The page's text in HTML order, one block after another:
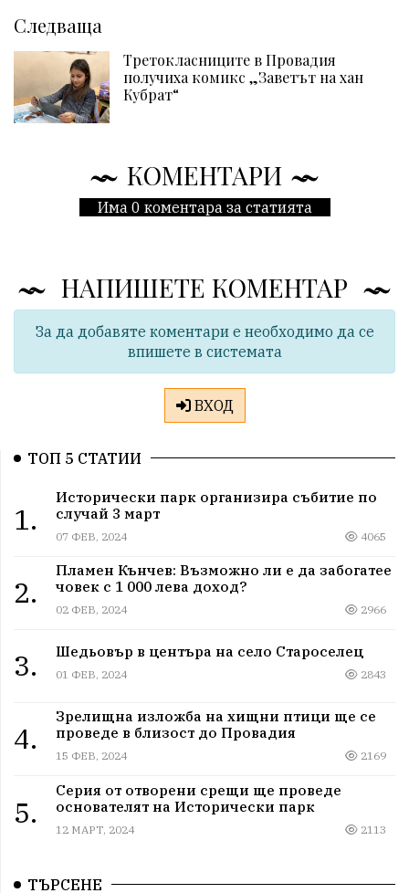
Следваща
Третокласниците в Провадия
получиха комикс „Заветът на хан
Кубрат“
КОМЕНТАРИ
Има 0 коментара за статията
НАПИШЕТЕ КОМЕНТАР
За да добавяте коментари е необходимо да се
впишете в системата
ВХОД
ТОП 5 СТАТИИ
1.
Исторически парк организира събитие по
случай 3 март
07 ФЕВ, 2024 4065
2.
Пламен Кънчев: Възможно ли е да забогатее
човек с 1 000 лева доход?
02 ФЕВ, 2024 2966
3. Шедьовър в центъра на село Староселец
01 ФЕВ, 2024 2843
4.
Зрелищна изложба на хищни птици ще се
проведе в близост до Провадия
15 ФЕВ, 2024 2169
5.
Серия от отворени срещи ще проведе
основателят на Исторически парк
12 МАРТ, 2024 2113
ТЪРСЕНЕ